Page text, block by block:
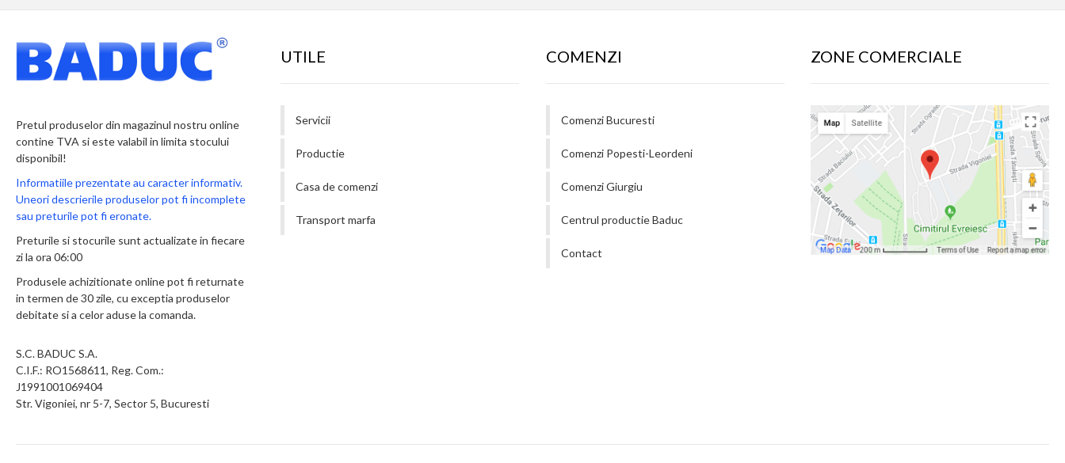
Pretul produselor din magazinul nostru online
contine TVA si este valabil in limita stocului
disponibil!
Informatiile prezentate au caracter informativ.
Uneori descrierile produselor pot fi incomplete
sau preturile pot fi eronate.
Preturile si stocurile sunt actualizate in fiecare
zi la ora 06:00
Produsele achizitionate online pot fi returnate
in termen de 30 zile, cu exceptia produselor
debitate si a celor aduse la comanda.
S.C. BADUC S.A.
C.I.F.: RO1568611, Reg. Com.:
J1991001069404
Str. Vigoniei, nr 5-7, Sector 5, Bucuresti
UTILE
Servicii
Productie
Casa de comenzi
Transport marfa
COMENZI
Comenzi Bucuresti
Comenzi Popesti-Leordeni
Comenzi Giurgiu
Centrul productie Baduc
Contact
ZONE COMERCIALE